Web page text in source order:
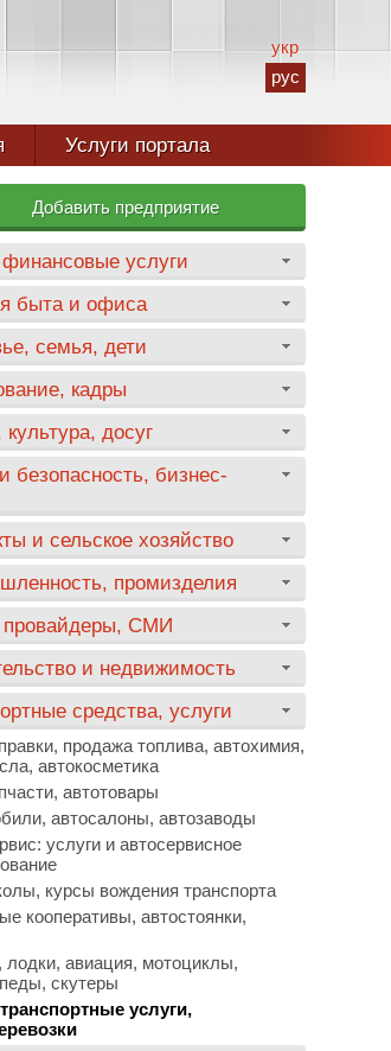
укр
рус
Услуги портала
Добавить предприятие
услуги
быта и офиса
семья, дети
кадры
досуг
безопасность, бизнес-
и сельское хозяйство
промизделия
провайдеры, СМИ
и недвижимость
средства, услуги
продажа топлива, автохимия,
автокосметика
автотовары
автосалоны, автозаводы
услуги и автосервисное
курсы вождения транспорта
кооперативы, автостоянки,
лодки, авиация, мотоциклы,
скутеры
услуги,